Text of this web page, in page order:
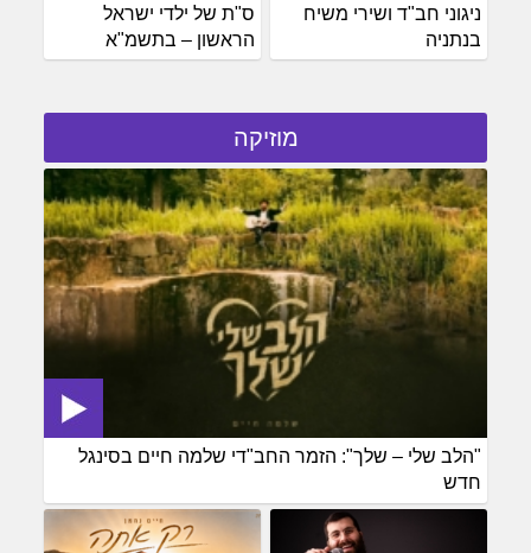
ס"ת של ילדי ישראל
הראשון – בתשמ"א
ניגוני חב"ד ושירי משיח
בנתניה
מוזיקה
"הלב שלי – שלך": הזמר החב"די שלמה חיים בסינגל
חדש